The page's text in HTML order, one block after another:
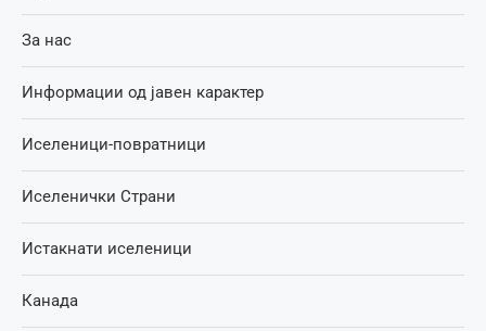
За нас
Информации од јавен карактер
Иселеници-повратници
Иселенички Страни
Истакнати иселеници
Канада